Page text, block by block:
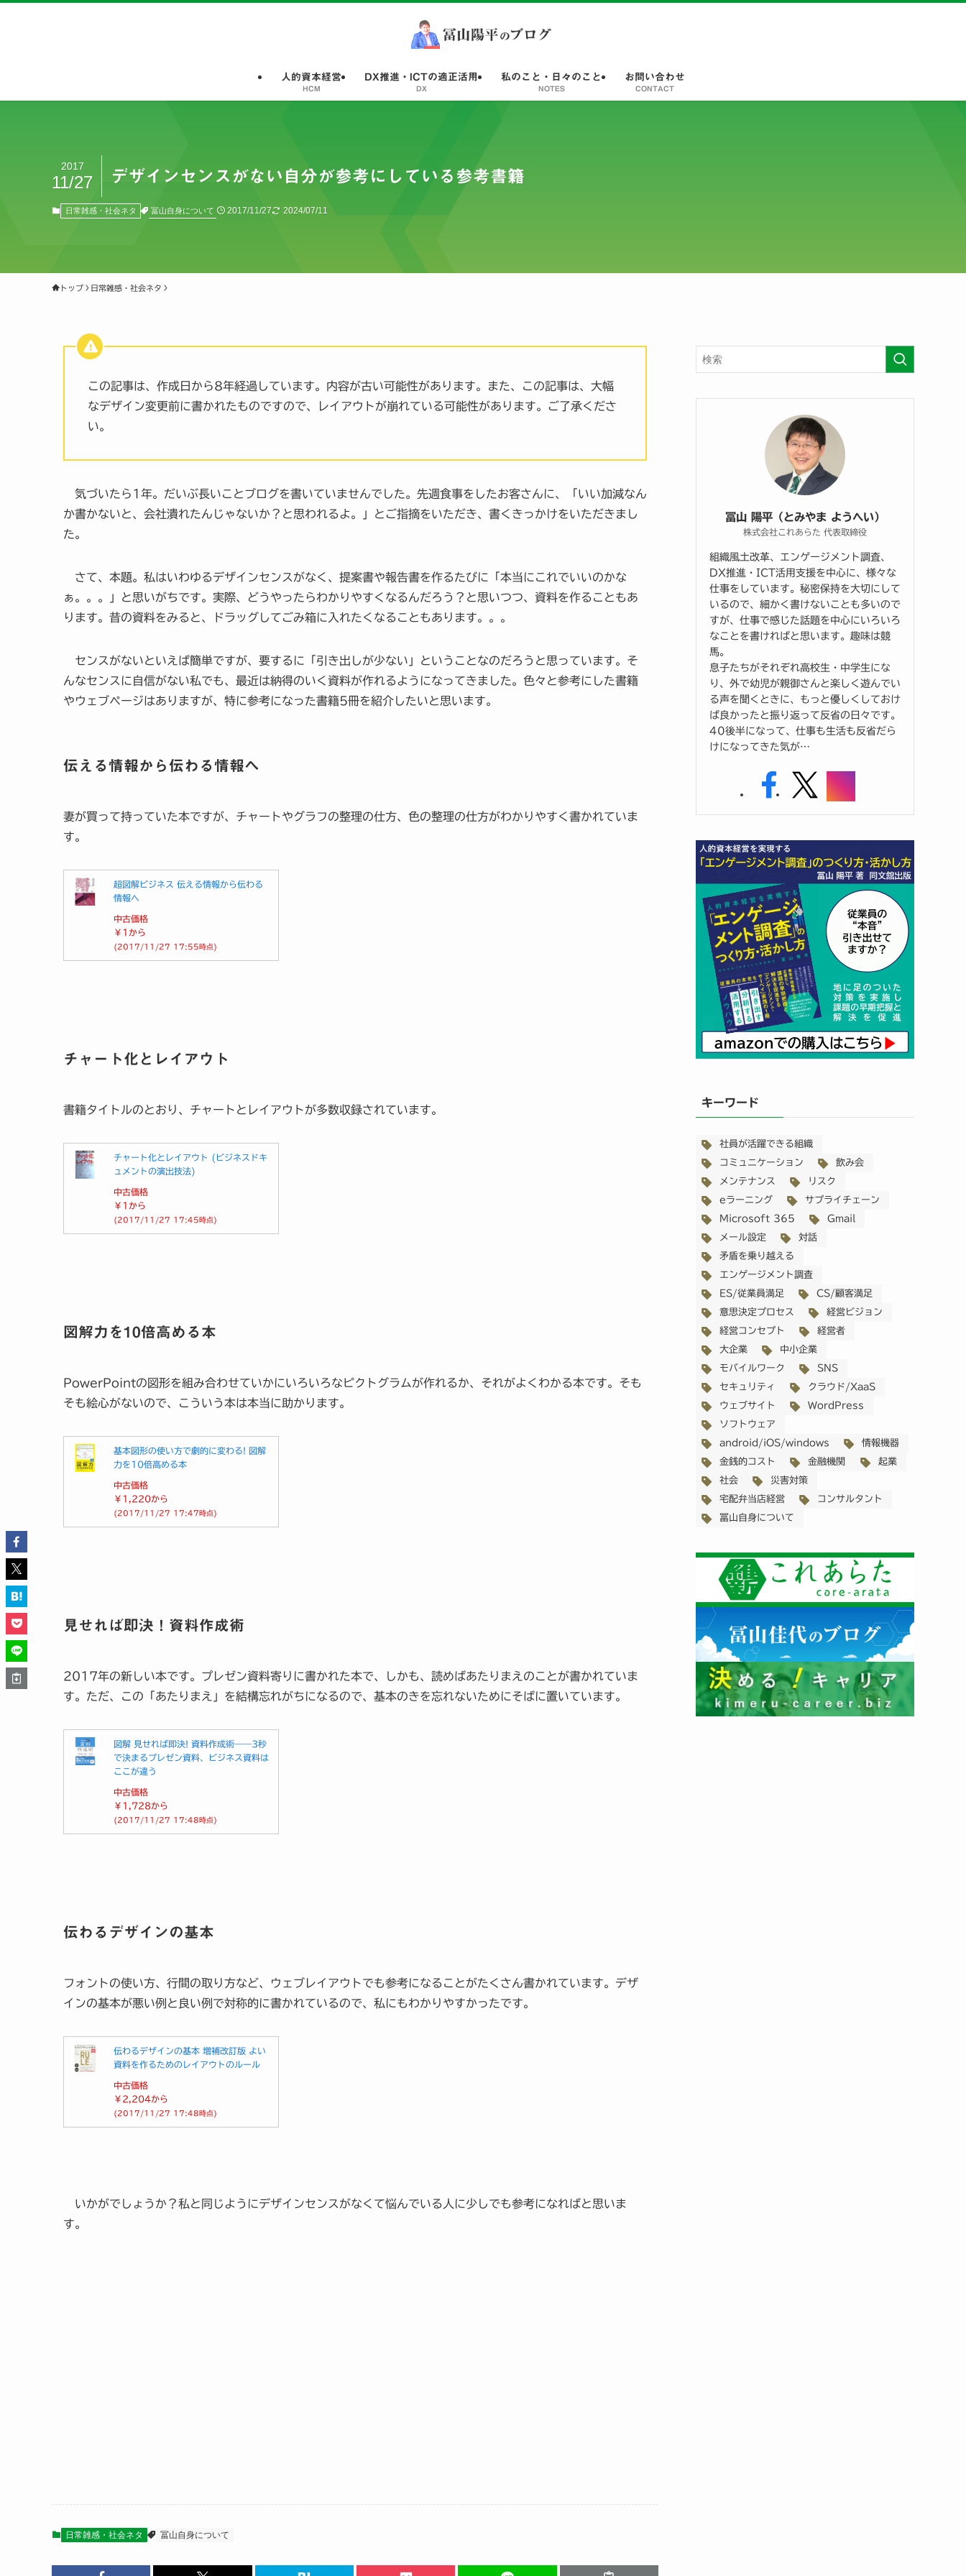
人的資本経営
HCM
DX推進・ICTの適正活用
DX
私のこと・日々のこと
NOTES
お問い合わせ
CONTACT
デザインセンスがない自分が参考にしている参考書籍
2017
11/27
日常雑感・社会ネタ 冨山自身について 2017/11/27 2024/07/11
トップ 日常雑感・社会ネタ
この記事は、作成日から8年経過しています。内容が古い可能性があります。また、この記事は、大幅
なデザイン変更前に書かれたものですので、レイアウトが崩れている可能性があります。ご了承くださ
い。
気づいたら1年。だいぶ長いことブログを書いていませんでした。先週食事をしたお客さんに、「いい加減なん
か書かないと、会社潰れたんじゃないか？と思われるよ。」とご指摘をいただき、書くきっかけをいただきまし
た。
さて、本題。私はいわゆるデザインセンスがなく、提案書や報告書を作るたびに「本当にこれでいいのかな
ぁ。。。」と思いがちです。実際、どうやったらわかりやすくなるんだろう？と思いつつ、資料を作ることもあ
ります。昔の資料をみると、ドラッグしてごみ箱に入れたくなることもあります。。。
センスがないといえば簡単ですが、要するに「引き出しが少ない」ということなのだろうと思っています。そ
んなセンスに自信がない私でも、最近は納得のいく資料が作れるようになってきました。色々と参考にした書籍
やウェブページはありますが、特に参考になった書籍5冊を紹介したいと思います。
伝える情報から伝わる情報へ
妻が買って持っていた本ですが、チャートやグラフの整理の仕方、色の整理の仕方がわかりやすく書かれていま
す。
超図解ビジネス 伝える情報から伝わる
情報へ
中古価格
￥1 から
(2017/11/27 17:55時点)
チャート化とレイアウト
書籍タイトルのとおり、チャートとレイアウトが多数収録されています。
チャート化とレイアウト (ビジネスドキ
ュメントの演出技法)
中古価格
￥1 から
(2017/11/27 17:45時点)
図解力を10倍高める本
PowerPointの図形を組み合わせていかにいろいろなピクトグラムが作れるか、それがよくわかる本です。そも
そも絵心がないので、こういう本は本当に助かります。
基本図形の使い方で劇的に変わる! 図解
力を10倍高める本
中古価格
￥1,220から
(2017/11/27 17:47時点)
見せれば即決！資料作成術
2017年の新しい本です。プレゼン資料寄りに書かれた本で、しかも、読めばあたりまえのことが書かれていま
す。ただ、この「あたりまえ」を結構忘れがちになるので、基本のきを忘れないためにそばに置いています。
図解 見せれば即決! 資料作成術――3秒
で決まるプレゼン資料、ビジネス資料は
ここが違う
中古価格
￥1,728から
(2017/11/27 17:48時点)
伝わるデザインの基本
フォントの使い方、行間の取り方など、ウェブレイアウトでも参考になることがたくさん書かれています。デザ
インの基本が悪い例と良い例で対称的に書かれているので、私にもわかりやすかったです。
伝わるデザインの基本 増補改訂版 よい
資料を作るためのレイアウトのルール
中古価格
￥2,204から
(2017/11/27 17:48時点)
いかがでしょうか？私と同じようにデザインセンスがなくて悩んでいる人に少しでも参考になればと思いま
す。
日常雑感・社会ネタ 冨山自身について
冨山 陽平（とみやま ようへい）
株式会社これあらた 代表取締役
組織風土改革、エンゲージメント調査、
DX推進・ICT活用支援を中心に、様々な
仕事をしています。秘密保持を大切にして
いるので、細かく書けないことも多いので
すが、仕事で感じた話題を中心にいろいろ
なことを書ければと思います。趣味は競
馬。
息子たちがそれぞれ高校生・中学生にな
り、外で幼児が親御さんと楽しく遊んでい
る声を聞くときに、もっと優しくしておけ
ば良かったと振り返って反省の日々です。
40後半になって、仕事も生活も反省だら
けになってきた気が…
キーワード
社員が活躍できる組織
コミュニケーション
飲み会
メンテナンス
リスク
eラーニング
サプライチェーン
Microsoft 365
Gmail
メール設定
対話
矛盾を乗り越える
エンゲージメント調査
ES/従業員満足
CS/顧客満足
意思決定プロセス
経営ビジョン
経営コンセプト
経営者
大企業
中小企業
モバイルワーク
SNS
セキュリティ
クラウド/XaaS
ウェブサイト
WordPress
ソフトウェア
android/iOS/windows
情報機器
金銭的コスト
金融機関
起業
社会
災害対策
宅配弁当店経営
コンサルタント
冨山自身について